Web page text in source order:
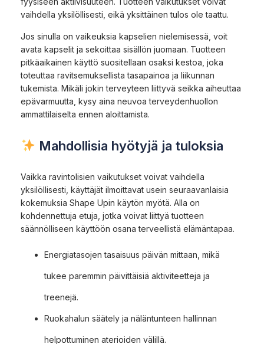
vaihdella yksilöllisesti, eikä yksittäinen tulos ole taattu.
Jos sinulla on vaikeuksia kapselien nielemisessä, voit
avata kapselit ja sekoittaa sisällön juomaan. Tuotteen
pitkäaikainen käyttö suositellaan osaksi kestoa, joka
toteuttaa ravitsemuksellista tasapainoa ja liikunnan
tukemista. Mikäli jokin terveyteen liittyvä seikka aiheuttaa
epävarmuutta, kysy aina neuvoa terveydenhuollon
ammattilaiselta ennen aloittamista.
Mahdollisia hyötyjä ja tuloksia
Vaikka ravintolisien vaikutukset voivat vaihdella
yksilöllisesti, käyttäjät ilmoittavat usein seuraavanlaisia
kokemuksia Shape Upin käytön myötä. Alla on
kohdennettuja etuja, jotka voivat liittyä tuotteen
säännölliseen käyttöön osana terveellistä elämäntapaa.
Energiatasojen tasaisuus päivän mittaan, mikä
tukee paremmin päivittäisiä aktiviteetteja ja
treenejä.
Ruokahalun säätely ja näläntunteen hallinnan
helpottuminen aterioiden välillä.